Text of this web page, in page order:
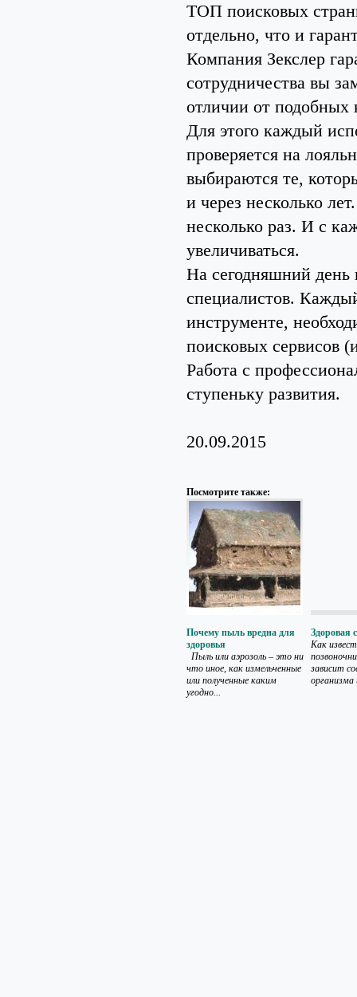
ТОП поисковых
отдельно, что и
Компания Зекслер
сотрудничества вы
отличии от подобных
Для этого каждый
проверяется на
выбираются те,
и через несколько
несколько раз. И с
увеличиваться.
На сегодняшний день
специалистов.
инструменте,
поисковых сервисов
Работа с
ступеньку развития.
20.09.2015
Посмотрите также:
Почему пыль вредна для
здоровья
Пыль или аэрозоль – это ни
что иное, как измельченные
или полученные каким
угодно...
Здоровая
Как
зависит
организма